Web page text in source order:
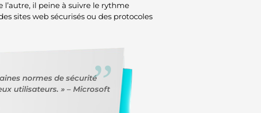
l’autre, il peine à suivre le rythme
sites web sécurisés ou des protocoles
normes de sécurité
utilisateurs. » – Microsoft